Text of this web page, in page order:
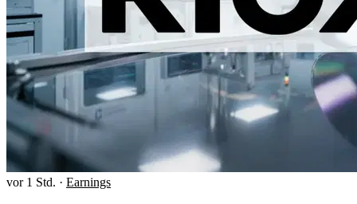
vor 1 Std. · Earnings